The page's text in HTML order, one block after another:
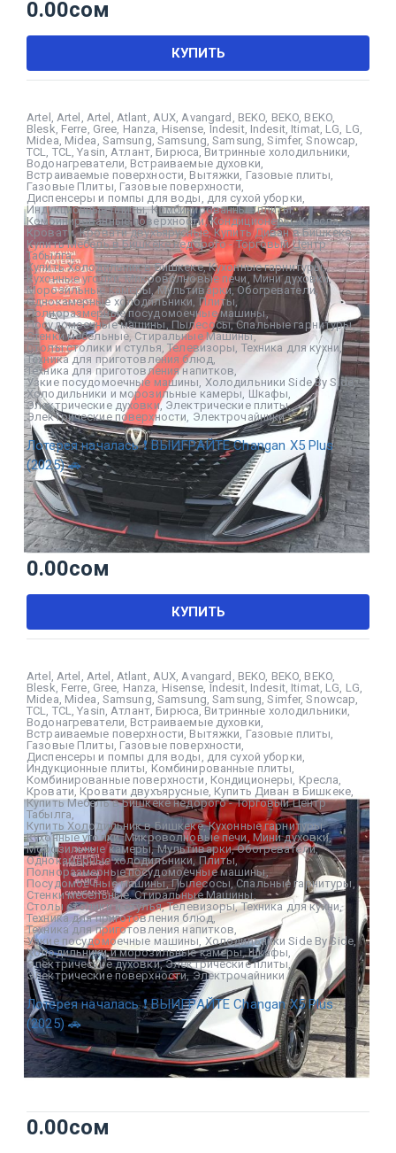
0.00сом
КУПИТЬ
Artel Artel Artel Atlant AUX Avangard BEKO BEKO BEKO,
Blesk Ferre Gree Hanza Hisense Indesit, Indesit, Itimat, LG LG
Midea Midea Samsung ,Samsung ,Samsung ,Simfer,Snowcap
TCL
TCL ,Yasin Атлант ,Бирюса ,Витринные холодильники ,
Водонагреватели Встраиваемые духовки
Встраиваемые поверхности Вытяжки Газовые плиты
Газовые Плиты Газовые поверхности
Диспенсеры и помпы для воды
для сухой уборки
Индукционные плиты,Комбинированные плиты,
Комбинированные поверхности,Кондиционеры,Кресла,
Кровати,Кровати двухъярусные,Купить Диван в Бишкеке,
Купить Мебель в Бишкеке недорого - Торговый Центр
Табылга,
Купить Холодильник в Бишкеке,Кухонные гарнитуры,
Кухонные уголки,Микроволновые печи Мини духовки,
Морозильные камеры ,Мультиварки,Обогреватели,
Однокамерные холодильники Плиты
Полноразмерные посудомоечные машины,
Посудомоечные машины Пылесосы,Спальные гарнитуры,
Стенки мебельные Стиральные Машины,
Столы столики и стулья ,Телевизоры Техника для кухни,
Техника для приготовления блюд
Техника для приготовления напитков
Узкие посудомоечные машины Холодильники Side By Side,
Холодильники и морозильные камеры Шкафы
Электрические духовки, Электрические плиты,
Электрические поверхности Электрочайники
Лотерея началась ❗ ВЫИГРАЙТЕ Changan X5 Plus
(2025) 🚗
0.00сом
КУПИТЬ
Artel Artel Artel Atlant AUX Avangard BEKO BEKO BEKO,
Blesk Ferre Gree Hanza Hisense Indesit, Indesit, Itimat, LG LG
Midea Midea Samsung ,Samsung ,Samsung ,Simfer,Snowcap
TCL
TCL ,Yasin Атлант ,Бирюса ,Витринные холодильники ,
Водонагреватели Встраиваемые духовки
Встраиваемые поверхности Вытяжки Газовые плиты
Газовые Плиты Газовые поверхности
Диспенсеры и помпы для воды
для сухой уборки
Индукционные плиты Комбинированные плиты
Комбинированные поверхности Кондиционеры Кресла
Кровати, Кровати двухъярусные, Купить Диван в Бишкеке,
Купить Мебель в Бишкеке недорого - Торговый Центр
Табылга
Купить Холодильник в Бишкеке,Кухонные гарнитуры,
Кухонные уголки,Микроволновые печи Мини духовки,
Морозильные камеры,Мультиварки,Обогреватели,
Однокамерные холодильники,Плиты
Полноразмерные посудомоечные машины,
Посудомоечные машины,Пылесосы ,Спальные гарнитуры ,
Стенки мебельные,Стиральные Машины
Столы столики и стулья,Телевизоры,Техника для кухни ,
Техника для приготовления блюд,
Техника для приготовления напитков
Узкие посудомоечные машины Холодильники Side By Side,
Холодильники и морозильные камеры,Шкафы
Электрические духовки,Электрические плиты ,
Электрические поверхности,Электрочайники
Лотерея началась ❗ ВЫИГРАЙТЕ Changan X5 Plus
(2025) 🚗
0.00сом